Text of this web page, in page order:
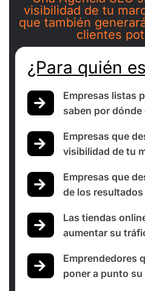
visibilidad de tu
que también
clientes
¿Para quién
Empresas listas
saben por dónde
Empresas que
visibilidad de tu
Empresas que
de los
Las tiendas
aumentar su
Emprendedores
poner a punto